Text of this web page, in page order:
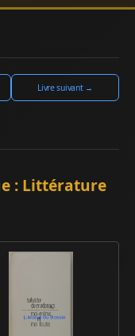
Livre suivant →
: Littérature